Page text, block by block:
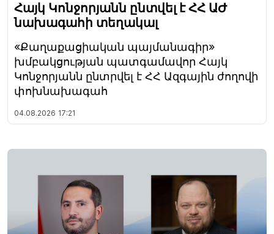
Հայկ Կոնջորյանն ընտվել է ՀՀ ԱԺ
նախագահի տեղակալ
«Քաղաքացիական պայմանագիր»
խմբակցության պատգամավոր Հայկ
Կոնջորյանն ընտրվել է ՀՀ Ազգային ժողովի
փոխնախագահ
04.08.2026 17:21